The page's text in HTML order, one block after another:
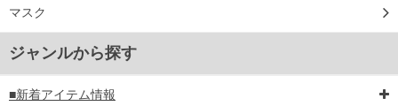
マスク
ジャンルから探す
■新着アイテム情報